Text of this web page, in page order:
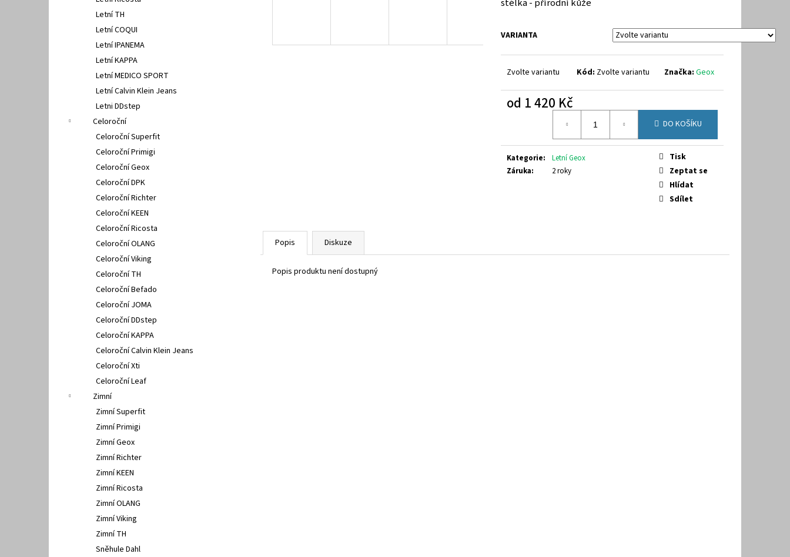
Letní TH
Letní COQUI
Letní IPANEMA
Letní KAPPA
Letní MEDICO SPORT
Letní Calvin Klein Jeans
Letni DDstep
Celoroční
Celoroční Superfit
Celoroční Primigi
Celoroční Geox
Celoroční DPK
Celoroční Richter
Celoroční KEEN
Celoroční Ricosta
Celoroční OLANG
Celoroční Viking
Celoroční TH
Celoroční Befado
Celoroční JOMA
Celoroční DDstep
Celoroční KAPPA
Celoroční Calvin Klein Jeans
Celoroční Xti
Celoroční Leaf
Zimní
Zimní Superfit
Zimní Primigi
Zimní Geox
Zimní Richter
Zimní KEEN
Zimní Ricosta
Zimní OLANG
Zimní Viking
Zimní TH
Sněhule Dahl
VARIANTA
Zvolte variantu Kód: Zvolte variantu Značka:Geox
od 1 420 Kč
DO KOŠÍKU
Kategorie:
Letní Geox
Záruka: 2 roky
Tisk
Zeptat se
Hlídat
Sdílet
Popis Diskuze
Popis produktu není dostupný